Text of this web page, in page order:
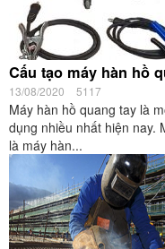
Cấu tạo máy hàn hồ
13/08/2020 5117
Máy hàn hồ quang tay là
dụng nhiều nhất hiện nay.
là máy hàn...